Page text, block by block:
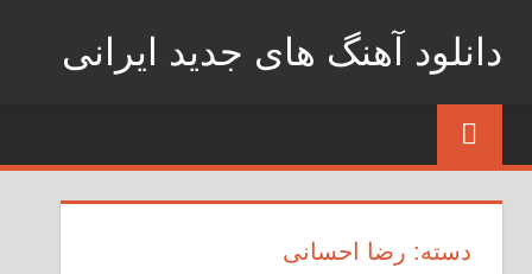
دانلود آهنگ های جدید ایرانی
دانلود
فول
دسته: رضا احسانی